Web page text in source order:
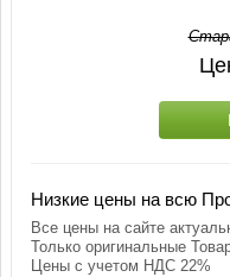
Низкие цены на всю
Все цены на сайте
Только оригинальные
Цены с учетом НДС 22%